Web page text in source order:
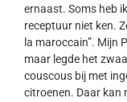
ernaast. Soms heb
receptuur niet ken.
la maroccain”. Mijn
maar legde het
couscous bij met
citroenen. Daar kan